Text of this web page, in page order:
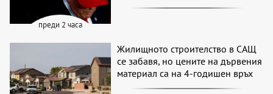
преди 2 часа
Жилищното строителство в САЩ
се забавя, но цените на дървения
материал са на 4-годишен връх